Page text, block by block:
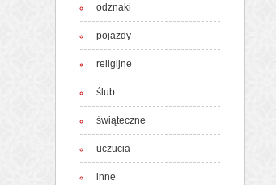
odznaki
pojazdy
religijne
ślub
świąteczne
uczucia
inne